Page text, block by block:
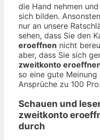
die Hand nehmen
sich bilden.
nur an unsere
sehen, dass Sie den
eroeffnen nicht
aber, dass Sie sich
zweitkonto
so eine gute
Ansprüche zu 100
Schauen und
zweitkonto
durch